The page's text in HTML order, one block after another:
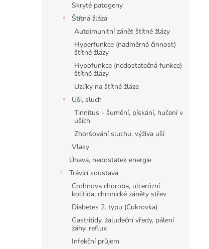
Skryté patogeny
Štítná žláza
Autoimunitní zánět štítné žlázy
Hyperfunkce (nadměrná činnost)
štítné žlázy
Hypofunkce (nedostatečná funkce)
štítné žlázy
Uzlíky na štítné žláze
Uši, sluch
Tinnitus - šumění, pískání, hučení v
uších
Zhoršování sluchu, výživa uší
Vlasy
Únava, nedostatek energie
Trávicí soustava
Crohnova choroba, ulcerózní
kolitida, chronické záněty střev
Diabetes 2. typu (Cukrovka)
Gastritidy, žaludeční vředy, pálení
žáhy, reflux
Infekční průjem